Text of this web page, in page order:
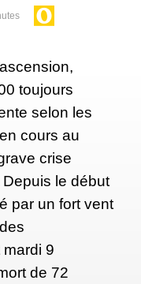
toujours
selon les
cours au
crise
le début
par un fort vent
9
de 72